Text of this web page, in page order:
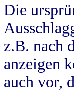
Die
z.B. nach
anzeigen
auch vor,